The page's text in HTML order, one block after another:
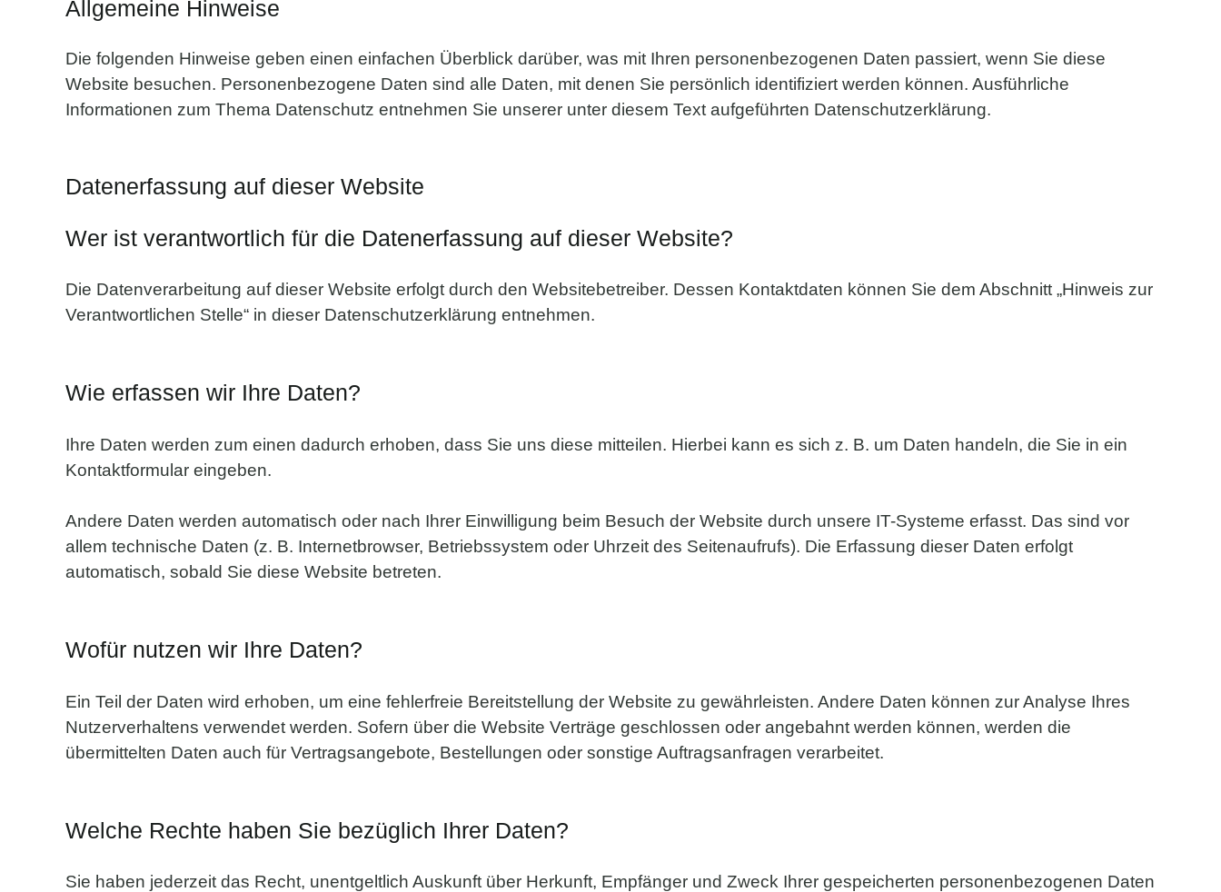
Allgemeine Hinweise
Die folgenden Hinweise geben einen einfachen Überblick darüber, was mit Ihren personenbezogenen Daten passiert, wenn Sie diese
Website besuchen. Personenbezogene Daten sind alle Daten, mit denen Sie persönlich identifiziert werden können. Ausführliche
Informationen zum Thema Datenschutz entnehmen Sie unserer unter diesem Text aufgeführten Datenschutzerklärung.
Datenerfassung auf dieser Website
Wer ist verantwortlich für die Datenerfassung auf dieser Website?
Die Datenverarbeitung auf dieser Website erfolgt durch den Websitebetreiber. Dessen Kontaktdaten können Sie dem Abschnitt „Hinweis zur
Verantwortlichen Stelle“ in dieser Datenschutzerklärung entnehmen.
Wie erfassen wir Ihre Daten?
Ihre Daten werden zum einen dadurch erhoben, dass Sie uns diese mitteilen. Hierbei kann es sich z. B. um Daten handeln, die Sie in ein
Kontaktformular eingeben.
Andere Daten werden automatisch oder nach Ihrer Einwilligung beim Besuch der Website durch unsere IT-Systeme erfasst. Das sind vor
allem technische Daten (z. B. Internetbrowser, Betriebssystem oder Uhrzeit des Seitenaufrufs). Die Erfassung dieser Daten erfolgt
automatisch, sobald Sie diese Website betreten.
Wofür nutzen wir Ihre Daten?
Ein Teil der Daten wird erhoben, um eine fehlerfreie Bereitstellung der Website zu gewährleisten. Andere Daten können zur Analyse Ihres
Nutzerverhaltens verwendet werden. Sofern über die Website Verträge geschlossen oder angebahnt werden können, werden die
übermittelten Daten auch für Vertragsangebote, Bestellungen oder sonstige Auftragsanfragen verarbeitet.
Welche Rechte haben Sie bezüglich Ihrer Daten?
Sie haben jederzeit das Recht, unentgeltlich Auskunft über Herkunft, Empfänger und Zweck Ihrer gespeicherten personenbezogenen Daten